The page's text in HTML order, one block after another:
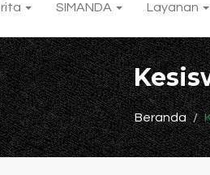
SIMANDA Layanan
Beranda